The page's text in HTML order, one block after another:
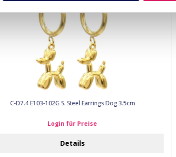
C-D7.4 E103-102G S. Steel Earrings Dog 3.5cm
Login für Preise
Details